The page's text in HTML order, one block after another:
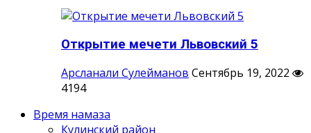
Открытие мечети Львовский 5
Арсланали Сулейманов Сентябрь 19, 2022
4194
Время намаза
Кулинский район